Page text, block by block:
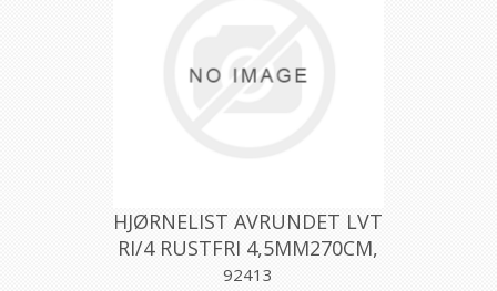
HJØRNELIST AVRUNDET LVT
RI/4 RUSTFRI 4,5MM270CM,
PROFILPAS
92413